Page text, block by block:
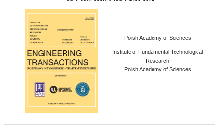
Polish Academy of Sciences
Institute of Fundamental Technological
Research
Polish Academy of Sciences